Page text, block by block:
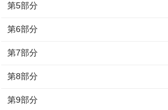
第5部分
第6部分
第7部分
第8部分
第9部分